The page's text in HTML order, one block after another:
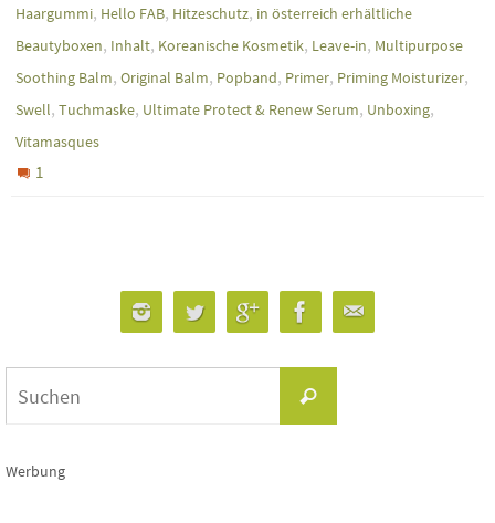
Haargummi, Hello FAB, Hitzeschutz, in österreich erhältliche
Beautyboxen, Inhalt, Koreanische Kosmetik, Leave-in, Multipurpose
Soothing Balm, Original Balm, Popband, Primer, Priming Moisturizer,
Swell, Tuchmaske, Ultimate Protect & Renew Serum, Unboxing,
Vitamasques
1
Suchen
Werbung